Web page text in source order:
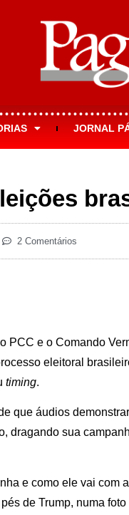
JORNAL
2 Comentários
PCC e o Comando
eleitoral
timing.
que áudios
dragando sua
e como ele vai com
de Trump, numa